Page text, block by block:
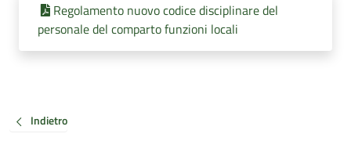
Regolamento nuovo codice disciplinare del
personale del comparto funzioni locali
Indietro